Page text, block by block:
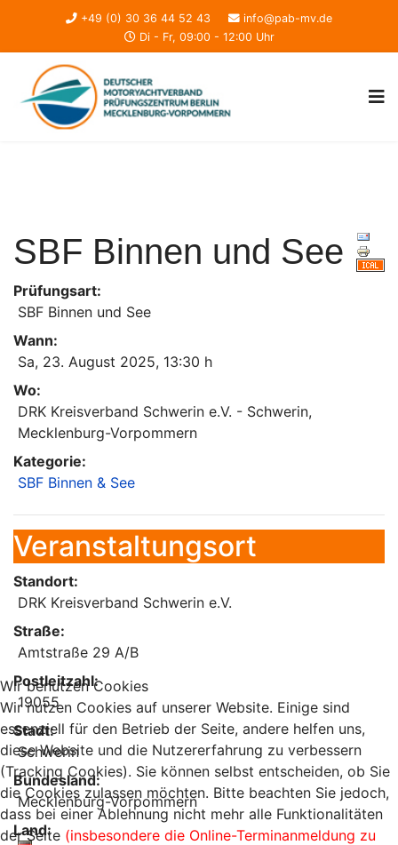
+49 (0) 30 36 44 52 43
info@pab-mv.de
Di - Fr, 09:00 - 12:00 Uhr
SBF Binnen und See
Prüfungsart:
SBF Binnen und See
Wann:
Sa, 23. August 2025, 13:30 h
Wo:
DRK Kreisverband Schwerin e.V. - Schwerin,
Mecklenburg-Vorpommern
Kategorie:
SBF Binnen & See
Veranstaltungsort
Standort:
DRK Kreisverband Schwerin e.V.
Straße:
Amtstraße 29 A/B
Postleitzahl:
19055
Stadt:
Schwerin
Bundesland:
Mecklenburg-Vorpommern
Land:
Wir benutzen Cookies
Wir nutzen Cookies auf unserer Website. Einige sind
essenziell für den Betrieb der Seite, andere helfen uns,
diese Website und die Nutzererfahrung zu verbessern
(Tracking Cookies). Sie können selbst entscheiden, ob Sie
die Cookies zulassen möchten. Bitte beachten Sie jedoch,
dass bei einer Ablehnung nicht mehr alle Funktionalitäten
der Seite (insbesondere die Online-Terminanmeldung zu